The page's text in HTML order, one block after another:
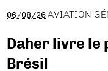
06/08/26 AVIATION
Daher livre le
Brésil